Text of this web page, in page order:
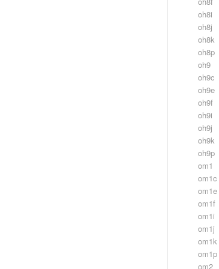
oh8i
oh8j
oh8k
oh8p
oh9
oh9c
oh9e
oh9f
oh9i
oh9j
oh9k
oh9p
om1
om1c
om1e
om1f
om1i
om1j
om1k
om1p
om2